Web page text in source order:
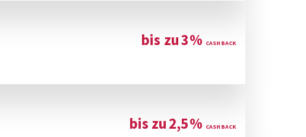
bis zu3%
bis zu2,5%